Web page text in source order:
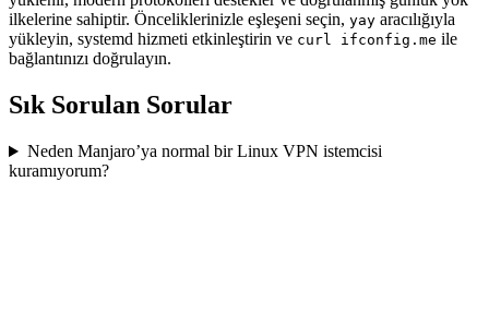
ilkelerine sahiptir. Önceliklerinizle eşleşeni seçin, yay aracılığıyla
yükleyin, systemd hizmeti etkinleştirin ve curl ifconfig.me ile
bağlantınızı doğrulayın.
Sık Sorulan Sorular
Neden Manjaro’ya normal bir Linux VPN istemcisi
kuramıyorum?